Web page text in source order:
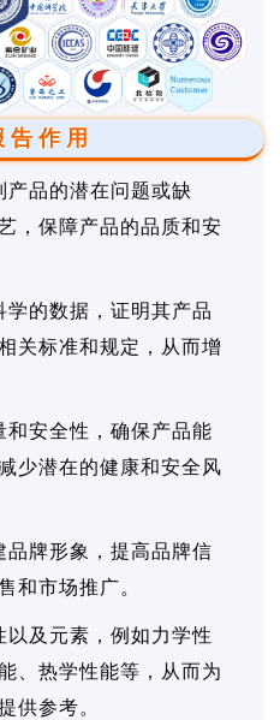
告作用
产品的潜在问题或缺
，保障产品的品质和安
学的数据，证明其产品
关标准和规定，从而增
和安全性，确保产品能
少潜在的健康和安全风
品牌形象，提高品牌信
和市场推广。
以及元素，例如力学性
、热学性能等，从而为
供参考。